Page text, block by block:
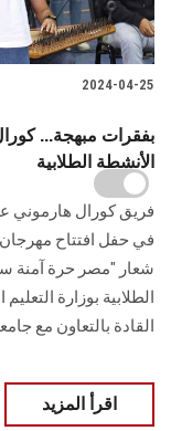
2024-04-25
بفقرات مبهجة...
الأنشطة الطلابية
فريق كورال هارموني
في حفل افتتاح
شعار "مصر حرة آمنة
الطلابية بوزارة
القادة بالتعاون مع
اقرأ المزيد